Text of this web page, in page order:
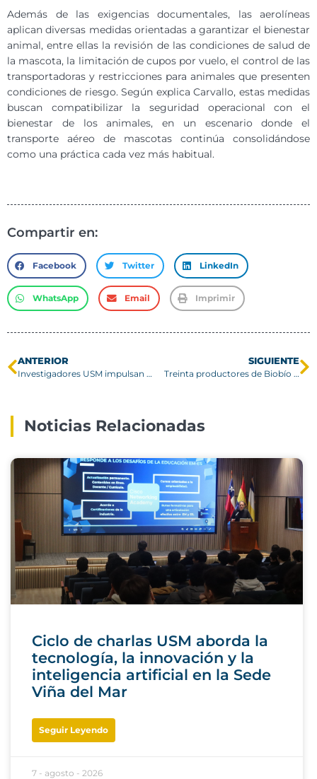
Además de las exigencias documentales, las aerolíneas
aplican diversas medidas orientadas a garantizar el bienestar
animal, entre ellas la revisión de las condiciones de salud de
la mascota, la limitación de cupos por vuelo, el control de las
transportadoras y restricciones para animales que presenten
condiciones de riesgo. Según explica Carvallo, estas medidas
buscan compatibilizar la seguridad operacional con el
bienestar de los animales, en un escenario donde el
transporte aéreo de mascotas continúa consolidándose
como una práctica cada vez más habitual.
Compartir en:
Facebook Twitter LinkedIn
WhatsApp Email Imprimir
ANTERIOR
Investigadores USM impulsan soluciones biotecnológicas para restaurar suelos degradados
SIGUIENTE
Treinta productores de Biobío y Ñuble fortalecen sus competencias en Primera Jornada Binacional de Competitividad Sostenible Vitivinícola
Noticias Relacionadas
Ciclo de charlas USM aborda la
tecnología, la innovación y la
inteligencia artificial en la Sede
Viña del Mar
Seguir Leyendo
7 - agosto - 2026